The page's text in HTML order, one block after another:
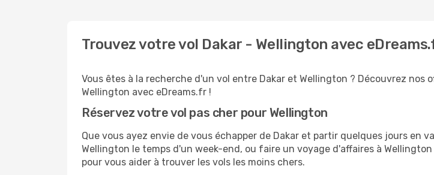
Trouvez votre vol Dakar - Wellington avec
Vous êtes à la recherche d'un vol entre Dakar et Wellington ? Découvrez
Wellington avec eDreams.fr !
Réservez votre vol pas cher pour Wellington
Que vous ayez envie de vous échapper de Dakar et partir quelques jours en
Wellington le temps d'un week-end, ou faire un voyage d'affaires à
pour vous aider à trouver les vols les moins chers.